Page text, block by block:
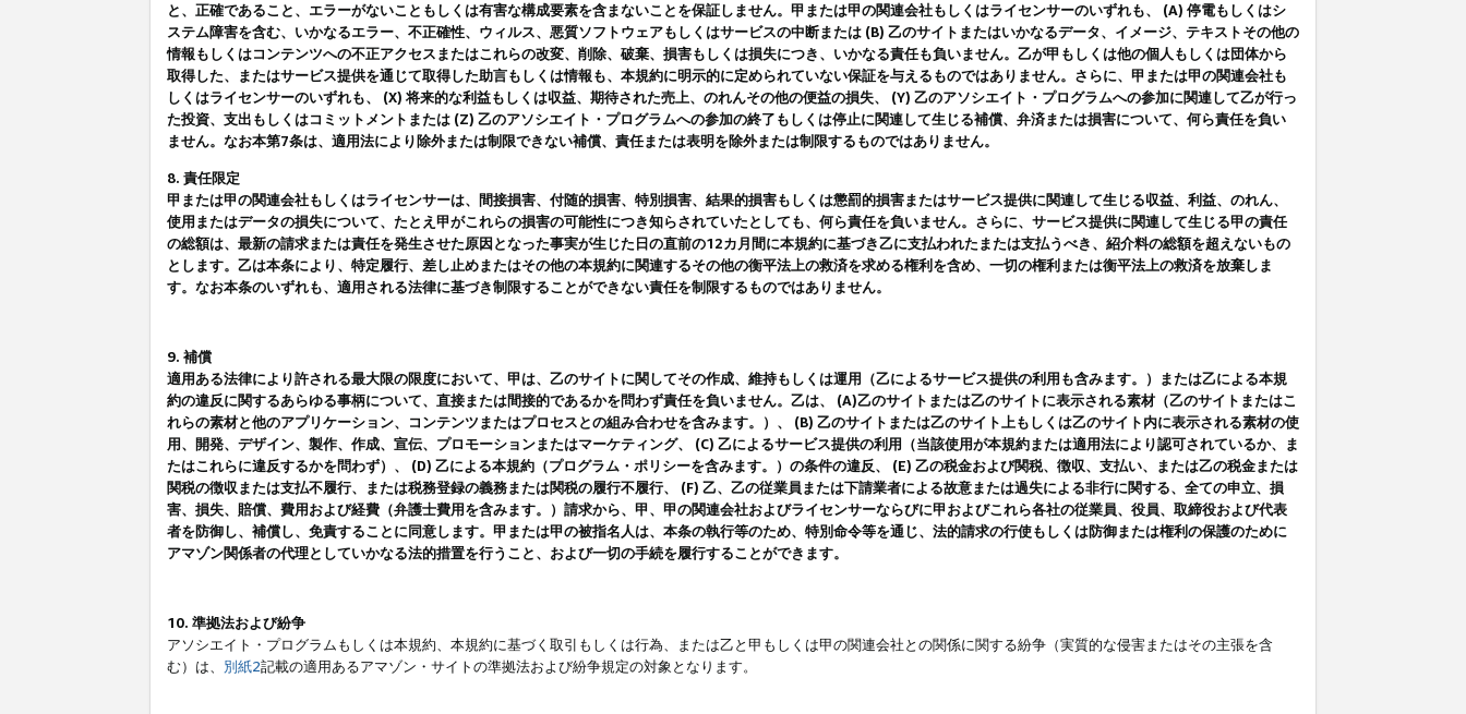
と、正確であること、エラーがないこともしくは有害な構成要素を含まないことを保証しません。甲または甲の関連会社もしくはライセンサーのいずれも、 (A) 停電もしくはシ
ステム障害を含む、いかなるエラー、不正確性、ウィルス、悪質ソフトウェアもしくはサービスの中断または (B) 乙のサイトまたはいかなるデータ、イメージ、テキストその他の
情報もしくはコンテンツへの不正アクセスまたはこれらの改変、削除、破棄、損害もしくは損失につき、いかなる責任も負いません。乙が甲もしくは他の個人もしくは団体から
取得した、またはサービス提供を通じて取得した助言もしくは情報も、本規約に明示的に定められていない保証を与えるものではありません。さらに、甲または甲の関連会社も
しくはライセンサーのいずれも、 (X) 将来的な利益もしくは収益、期待された売上、のれんその他の便益の損失、 (Y) 乙のアソシエイト・プログラムへの参加に関連して乙が行っ
た投資、支出もしくはコミットメントまたは (Z) 乙のアソシエイト・プログラムへの参加の終了もしくは停止に関連して生じる補償、弁済または損害について、何ら責任を負い
ません。なお本第7条は、適用法により除外または制限できない補償、責任または表明を除外または制限するものではありません。
8. 責任限定
甲または甲の関連会社もしくはライセンサーは、間接損害、付随的損害、特別損害、結果的損害もしくは懲罰的損害またはサービス提供に関連して生じる収益、利益、のれん、
使用またはデータの損失について、たとえ甲がこれらの損害の可能性につき知らされていたとしても、何ら責任を負いません。さらに、サービス提供に関連して生じる甲の責任
の総額は、最新の請求または責任を発生させた原因となった事実が生じた日の直前の12カ月間に本規約に基づき乙に支払われたまたは支払うべき、紹介料の総額を超えないもの
とします。乙は本条により、特定履行、差し止めまたはその他の本規約に関連するその他の衡平法上の救済を求める権利を含め、一切の権利または衡平法上の救済を放棄しま
す。なお本条のいずれも、適用される法律に基づき制限することができない責任を制限するものではありません。
9. 補償
適用ある法律により許される最大限の限度において、甲は、乙のサイトに関してその作成、維持もしくは運用（乙によるサービス提供の利用も含みます。）または乙による本規
約の違反に関するあらゆる事柄について、直接または間接的であるかを問わず責任を負いません。乙は、 (A)乙のサイトまたは乙のサイトに表示される素材（乙のサイトまたはこ
れらの素材と他のアプリケーション、コンテンツまたはプロセスとの組み合わせを含みます。）、 (B) 乙のサイトまたは乙のサイト上もしくは乙のサイト内に表示される素材の使
用、開発、デザイン、製作、作成、宣伝、プロモーションまたはマーケティング、 (C) 乙によるサービス提供の利用（当該使用が本規約または適用法により認可されているか、ま
たはこれらに違反するかを問わず）、 (D) 乙による本規約（プログラム・ポリシーを含みます。）の条件の違反、 (E) 乙の税金および関税、徴収、支払い、または乙の税金または
関税の徴収または支払不履行、または税務登録の義務または関税の履行不履行、 (F) 乙、乙の従業員または下請業者による故意または過失による非行に関する、全ての申立、損
害、損失、賠償、費用および経費（弁護士費用を含みます。）請求から、甲、甲の関連会社およびライセンサーならびに甲およびこれら各社の従業員、役員、取締役および代表
者を防御し、補償し、免責することに同意します。甲または甲の被指名人は、本条の執行等のため、特別命令等を通じ、法的請求の行使もしくは防御または権利の保護のために
アマゾン関係者の代理としていかなる法的措置を行うこと、および一切の手続を履行することができます。
10. 準拠法および紛争
アソシエイト・プログラムもしくは本規約、本規約に基づく取引もしくは行為、または乙と甲もしくは甲の関連会社との関係に関する紛争（実質的な侵害またはその主張を含
む）は、 別紙2記載の適用あるアマゾン・サイトの準拠法および紛争規定の対象となります。